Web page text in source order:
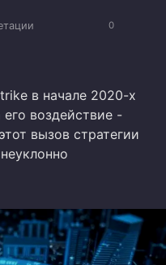
0
в начале 2020-х
воздействие -
вызов стратегии